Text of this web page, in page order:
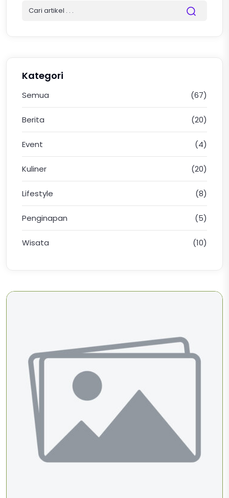
Kategori
Semua (67)
Berita (20)
Event (4)
Kuliner (20)
Lifestyle (8)
Penginapan (5)
Wisata (10)